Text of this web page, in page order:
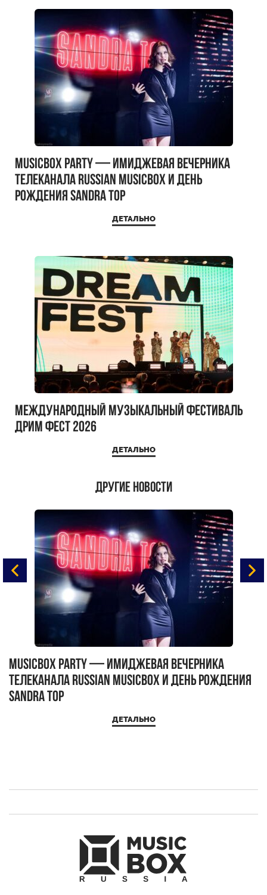
MUSICBOX PARTY — имиджевая вечерника
телеканала RUSSIAN MUSICBOX и день
рождения Sandra Top
ДЕТАЛЬНО
Международный музыкальный фестиваль
ДРИМ ФЕСТ 2026
ДЕТАЛЬНО
Другие новости
MUSICBOX PARTY — имиджевая вечерника
телеканала RUSSIAN MUSICBOX и день рождения
Sandra Top
ДЕТАЛЬНО